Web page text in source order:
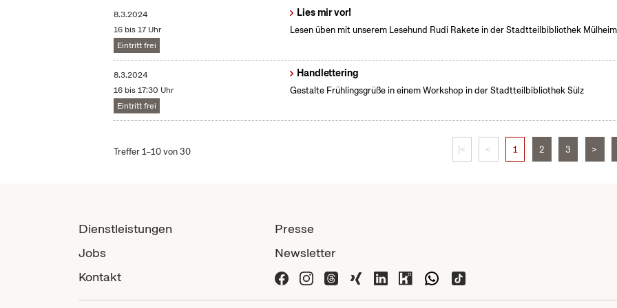
8.3.2024
16 bis 17 Uhr
Eintritt frei
Lies mir vor!
Lesen üben mit unserem Lesehund Rudi Rakete in der Stadtteilbibliothek Mülheim
8.3.2024
16 bis 17:30 Uhr
Eintritt frei
Handlettering
Gestalte Frühlingsgrüße in einem Workshop in der Stadtteilbibliothek Sülz
Treffer 1–10 von 30 |< < 1 2 3 >
Dienstleistungen
Jobs
Kontakt
Presse
Newsletter